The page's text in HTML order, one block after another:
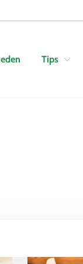
Tips